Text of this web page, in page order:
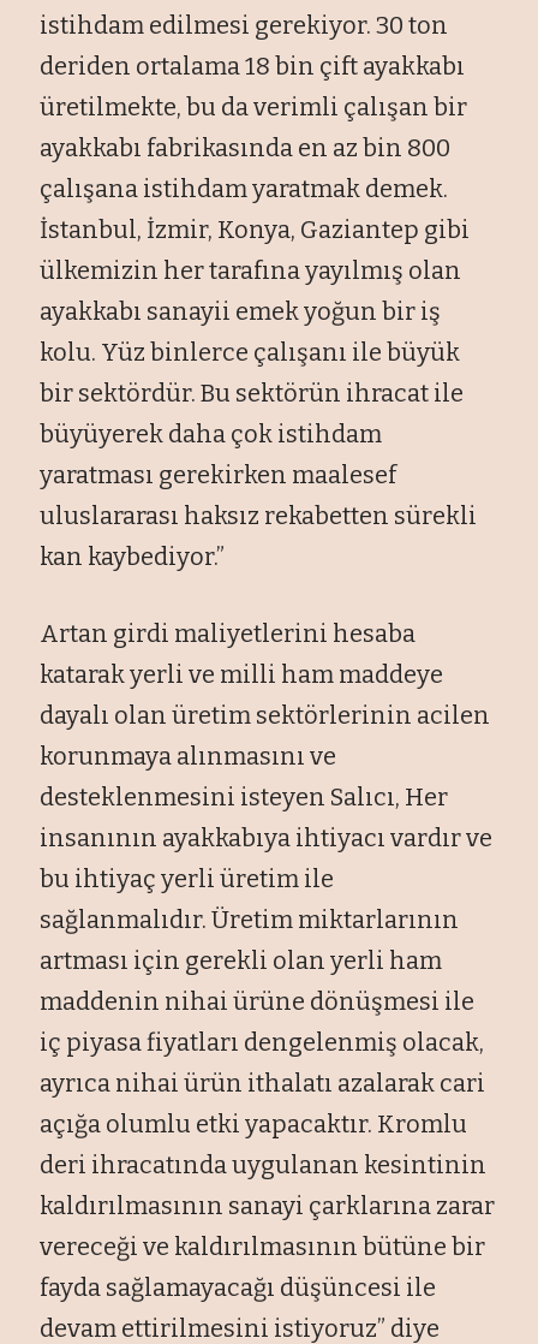
istihdam edilmesi gerekiyor. 30 ton
deriden ortalama 18 bin çift ayakkabı
üretilmekte, bu da verimli çalışan bir
ayakkabı fabrikasında en az bin 800
çalışana istihdam yaratmak demek.
İstanbul, İzmir, Konya, Gaziantep gibi
ülkemizin her tarafına yayılmış olan
ayakkabı sanayii emek yoğun bir iş
kolu. Yüz binlerce çalışanı ile büyük
bir sektördür. Bu sektörün ihracat ile
büyüyerek daha çok istihdam
yaratması gerekirken maalesef
uluslararası haksız rekabetten sürekli
kan kaybediyor.”
Artan girdi maliyetlerini hesaba
katarak yerli ve milli ham maddeye
dayalı olan üretim sektörlerinin acilen
korunmaya alınmasını ve
desteklenmesini isteyen Salıcı, Her
insanının ayakkabıya ihtiyacı vardır ve
bu ihtiyaç yerli üretim ile
sağlanmalıdır. Üretim miktarlarının
artması için gerekli olan yerli ham
maddenin nihai ürüne dönüşmesi ile
iç piyasa fiyatları dengelenmiş olacak,
ayrıca nihai ürün ithalatı azalarak cari
açığa olumlu etki yapacaktır. Kromlu
deri ihracatında uygulanan kesintinin
kaldırılmasının sanayi çarklarına zarar
vereceği ve kaldırılmasının bütüne bir
fayda sağlamayacağı düşüncesi ile
devam ettirilmesini istiyoruz” diye